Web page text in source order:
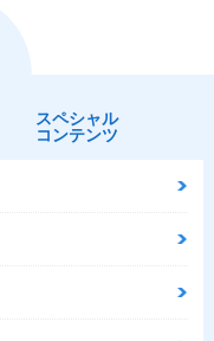
スペシャル
コンテンツ